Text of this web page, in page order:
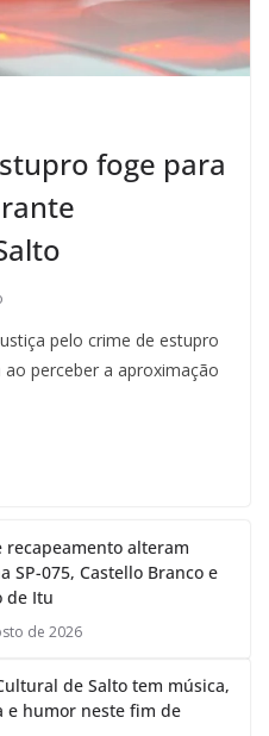
foge para
pelo crime de estupro
perceber a aproximação
recapeamento alteram
SP-075, Castello Branco e
de Itu
de 2026
de Salto tem música,
e humor neste fim de